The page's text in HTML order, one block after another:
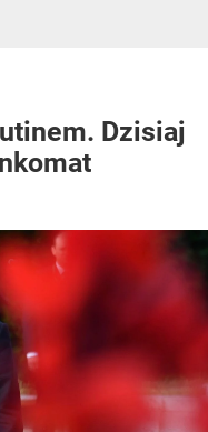
Dzisiaj